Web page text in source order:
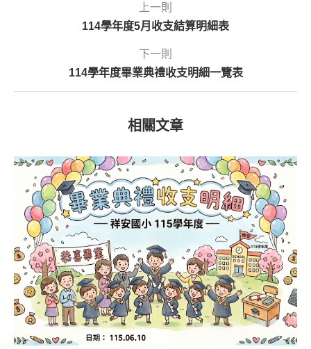
上一則
114學年度5月收支結算明細表
下一則
114學年度畢業典禮收支明細一覽表
相關文章